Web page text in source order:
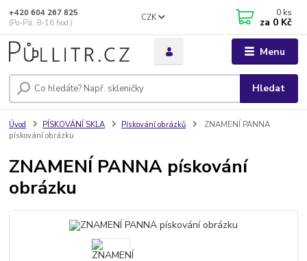
Menu
CZK
Hledat
+420 604 267 825
(Po-Pá, 8-16 hod.)
0 ks
za 0 Kč
Úvod PÍSKOVÁNÍ SKLA Pískování obrázků
ZNAMENÍ PANNA
pískování obrázku
ZNAMENÍ PANNA pískování
obrázku